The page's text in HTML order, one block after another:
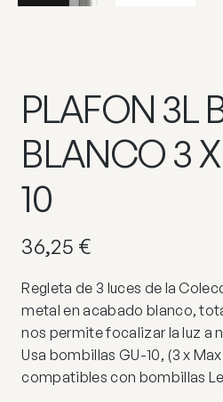
PLAFON 3L
BLANCO 3
10
36,25 €
Regleta de 3 luces de la
metal en acabado blanco,
nos permite focalizar la luz a
Usa bombillas GU-10, (3 x
compatibles con bombillas